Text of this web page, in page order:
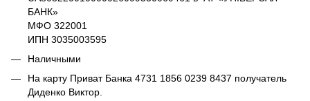
БАНК»
МФО 322001
ИПН 3035003595
Наличными
На карту Приват Банка 4731 1856 0239 8437 получатель
Диденко Виктор.